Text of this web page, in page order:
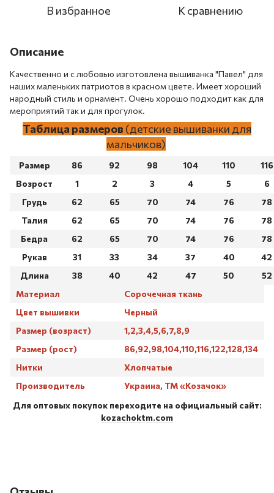
В избранное К сравнению
Описание
Качественно и с любовью изготовлена ​​вышиванка "Павел" для
наших маленьких патриотов в красном цвете. Имеет хороший
народный стиль и орнамент. Очень хорошо подходит как для
мероприятий так и для прогулок.
Таблица размеров (детские вышиванки для
мальчиков)
Размер 86 92 98 104 110
116
Возрост
1 2 3 4 5
6
Грудь
62 65 70 74 76
78
Талия
62 65 70 74 76
78
Бедра
62 65 70 74 76
78
Рукав
31 33 34 37 40
42
Длина
38 40 42 47 50
52
Материал
Сорочечная ткань
Цвет вышивки
Черный
Размер (возраст)
1,2,3,4,5,6,7,8,9
Размер (рост)
86,92,98,104,110,116,122,128,134
Нитки
Хлопчатые
Производитель
Украина, ТМ «Козачок»
Для оптовых покупок переходите на официальный сайт:
kozachoktm.com